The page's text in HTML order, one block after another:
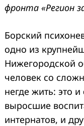
фронта «Регион
Борский
одно из
Нижегородской
человек со
негде жить: это
выросшие
интернатов, и